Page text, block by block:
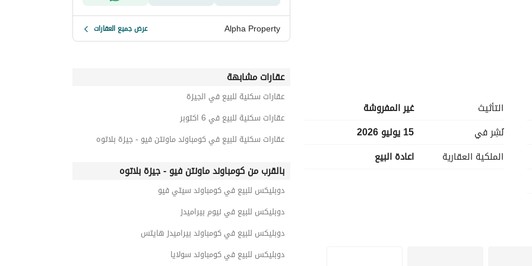
التأثيث
غير المفروشة
نُشِر في
15 يوليو 2026
الملكية العقارية
اعادة البيع
Alpha Property عرض جميع العقارات
عقارات مشابهة
عقارات سكنية للبيع في الجيزة
عقارات سكنية للبيع في 6 اكتوبر
عقارات سكنية للبيع في كومباوند ماونتن فيو - جيزة بلاتوه
بالقرب من كومباوند ماونتن فيو - جيزة بلاتوه
دوبليكس للبيع في كومباوند سيتي فيو
دوبليكس للبيع في نيوم بيراميدز
دوبليكس للبيع في كومباوند بيراميدز هايتس
دوبليكس للبيع في كومباوند سولايا